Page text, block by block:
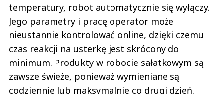
temperatury, robot automatycznie się wyłączy.
Jego parametry i pracę operator może
nieustannie kontrolować online, dzięki czemu
czas reakcji na usterkę jest skrócony do
minimum. Produkty w robocie sałatkowym są
zawsze świeże, ponieważ wymieniane są
codziennie lub maksymalnie co drugi dzień.